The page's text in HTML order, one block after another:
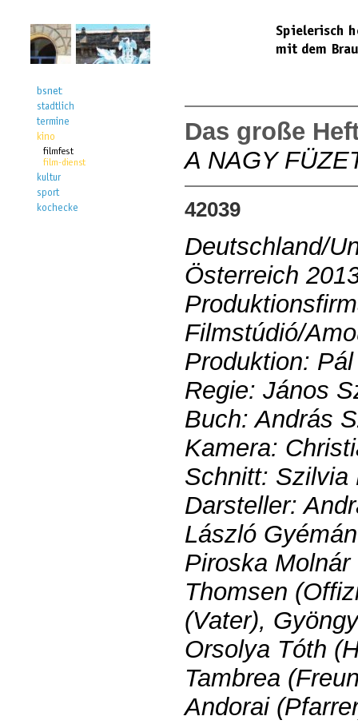
Das große
A NAGY
42039
Deutschland/
Österreich
Filmstúdió/
Produktion:
Regie: János
Buch: András
Kamera:
Schnitt: Szilvia
Darsteller:
László
Piroska
Thomsen
(Vater),
Orsolya Tóth
Tambrea
Andorai